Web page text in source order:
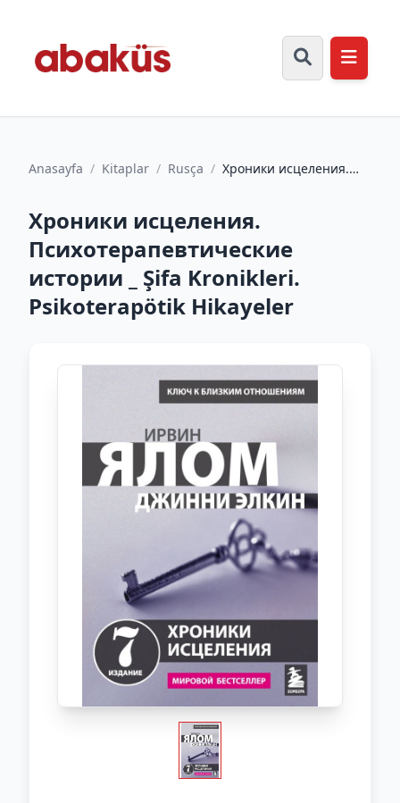
Anasayfa / Kitaplar / Rusça / Хроники исцеления.
Kronikler...
Хроники исцеления.
Психотерапевтические
истории _ Şifa Kronikleri.
Psikoterapötik Hikayeler